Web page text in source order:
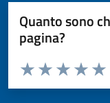
Quanto sono
pagina?
Valuta da 1 a 5 stelle la
Valuta
Valuta 3
Valuta 2 stelle
Valuta 1 stelle su 5